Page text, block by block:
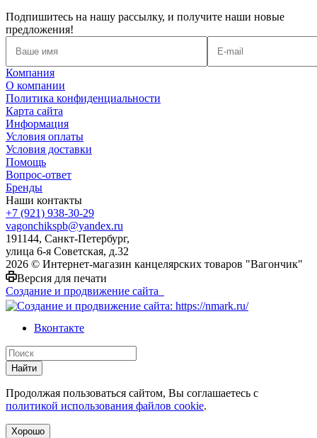
Подпишитесь на нашу рассылку, и получите наши новые
предложения!
Компания
О компании
Политика конфиденциальности
Карта сайта
Информация
Условия оплаты
Условия доставки
Помощь
Вопрос-ответ
Бренды
Наши контакты
+7 (921) 938-30-29
vagonchikspb@yandex.ru
191144, Санкт-Петербург,
улица 6-я Советская, д.32
2026 © Интернет-магазин канцелярских товаров "Вагончик"
Версия для печати
Создание и продвижение сайта
Вконтакте
Найти
Продолжая пользоваться сайтом, Вы соглашаетесь с
политикой использования файлов cookie.
Хорошо